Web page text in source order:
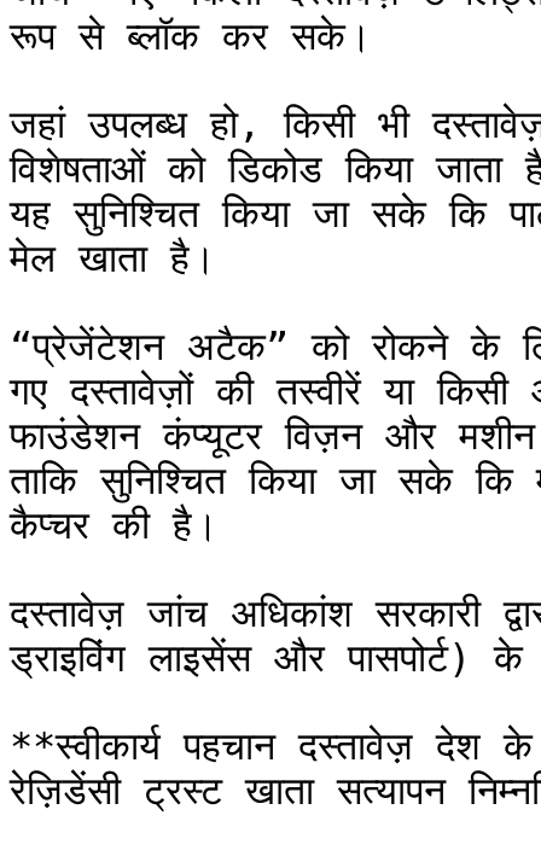
रूप से ब्लॉक कर सके।
जहां उपलब्ध हो, किसी भी
विशेषताओं को डिकोड किया
यह सुनिश्चित किया जा सके कि
मेल खाता है।
“प्रेजेंटेशन अटैक” को रोकने के
गए दस्तावेज़ों की तस्वीरें या
फाउंडेशन कंप्यूटर विज़न और मशीन
ताकि सुनिश्चित किया जा सके कि
कैप्चर की है।
दस्तावेज़ जांच अधिकांश सरकारी
ड्राइविंग लाइसेंस और पासपोर्ट)
**स्वीकार्य पहचान दस्तावेज़ देश
रेज़िडेंसी ट्रस्ट खाता सत्यापन